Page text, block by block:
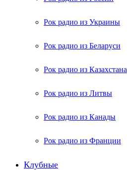
Рок радио из Украины
Рок радио из Беларуси
Рок радио из Казахстана
Рок радио из Литвы
Рок радио из Канады
Рок радио из Франции
Клубные